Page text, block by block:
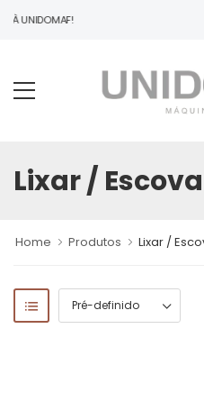
À UNIDOMAF!
Lixar /
Home Produtos Lixar /